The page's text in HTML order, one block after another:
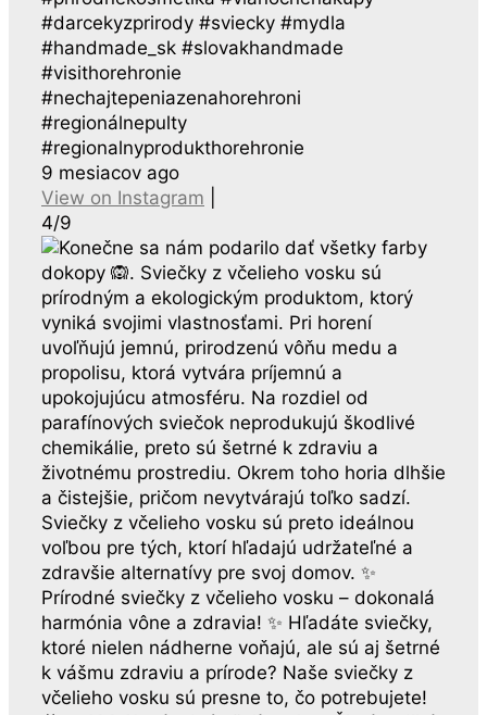
#darcekyzprirody #sviecky #mydla
#handmade_sk #slovakhandmade
#visithorehronie
#nechajtepeniazenahorehroni
#regionálnepulty
#regionalnyprodukthorehronie
9 mesiacov ago
View on Instagram
4/9